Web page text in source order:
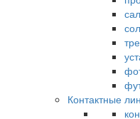
Контактные